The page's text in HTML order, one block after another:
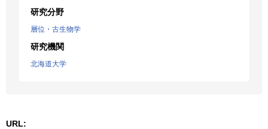
研究分野
層位・古生物学
研究機関
北海道大学
URL: